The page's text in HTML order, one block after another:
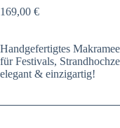
169,00 €
Handgefertigtes
für Festivals,
elegant & einzigartig!